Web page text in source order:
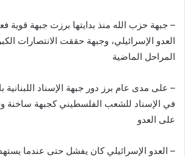
– جبهة حزب الله منذ بدايتها برزت جبهة قوية
العدو الإسرائيلي، وجبهة حققت الانتصارات
المراحل الماضية
– على مدى عام برز دور جبهة الإسناد اللبنانية
في الإسناد للشعب الفلسطيني كجبهة ساخنة
على العدو
– العدو الإسرائيلي كان يفشل حتى عندما